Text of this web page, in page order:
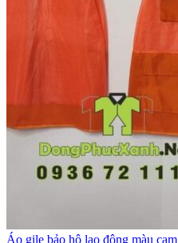
Áo gile bảo hộ lao động màu cam